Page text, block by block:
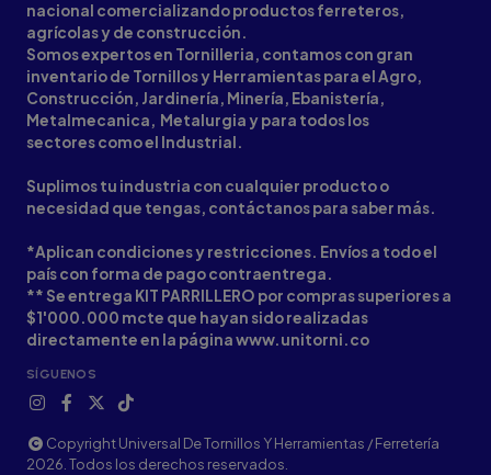
nacional comercializando productos ferreteros,
agrícolas y de construcción.
Somos expertos en Tornilleria, contamos con gran
inventario de Tornillos y Herramientas para el Agro,
Construcción, Jardinería, Minería, Ebanistería,
Metalmecanica, Metalurgia y para todos los
sectores como el Industrial.
Suplimos tu industria con cualquier producto o
necesidad que tengas, contáctanos para saber más.
*Aplican condiciones y restricciones. Envíos a todo el
país con forma de pago contraentrega.
** Se entrega KIT PARRILLERO por compras superiores a
$1'000.000 mcte que hayan sido realizadas
directamente en la página www.unitorni.co
SÍGUENOS
Copyright Universal De Tornillos Y Herramientas / Ferretería
2026. Todos los derechos reservados.